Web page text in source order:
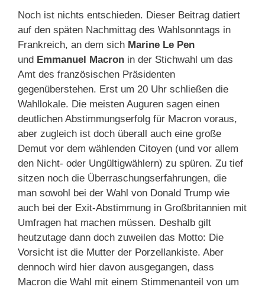
Noch ist nichts entschieden. Dieser Beitrag datiert
auf den späten Nachmittag des Wahlsonntags in
Frankreich, an dem sich Marine Le Pen
und Emmanuel Macron in der Stichwahl um das
Amt des französischen Präsidenten
gegenüberstehen. Erst um 20 Uhr schließen die
Wahllokale. Die meisten Auguren sagen einen
deutlichen Abstimmungserfolg für Macron voraus,
aber zugleich ist doch überall auch eine große
Demut vor dem wählenden Citoyen (und vor allem
den Nicht- oder Ungültigwählern) zu spüren. Zu tief
sitzen noch die Überraschungserfahrungen, die
man sowohl bei der Wahl von Donald Trump wie
auch bei der Exit-Abstimmung in Großbritannien mit
Umfragen hat machen müssen. Deshalb gilt
heutzutage dann doch zuweilen das Motto: Die
Vorsicht ist die Mutter der Porzellankiste. Aber
dennoch wird hier davon ausgegangen, dass
Macron die Wahl mit einem Stimmenanteil von um